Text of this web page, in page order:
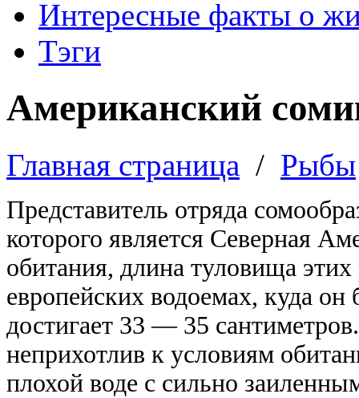
Интересные факты о
Тэги
Американский
Главная страница / Рыбы
Представитель отряда
которого является Северная
обитания, длина туловища
европейских водоемах, куда он
достигает 33 — 35
неприхотлив к условиям
плохой воде с сильно